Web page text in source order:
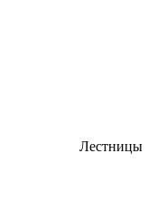
Лестницы